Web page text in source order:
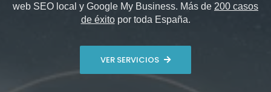
web SEO local y Google My Business. Más de 200 casos
de éxitopor toda España.
VER SERVICIOS